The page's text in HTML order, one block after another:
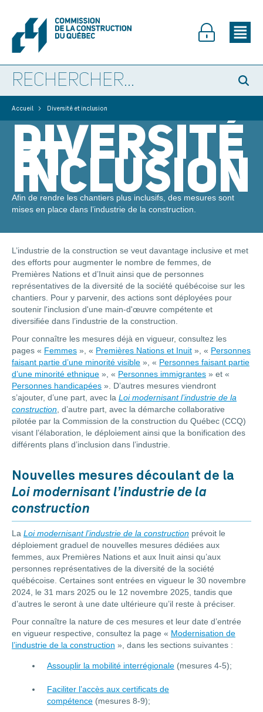
Accueil > Diversité et inclusion
DIVERSITÉ
ET
INCLUSION
Afin de rendre les chantiers plus inclusifs, des mesures sont
mises en place dans l’industrie de la construction.
L’industrie de la construction se veut davantage inclusive et met
des efforts pour augmenter le nombre de femmes, de
Premières Nations et d’Inuit ainsi que de personnes
représentatives de la diversité de la société québécoise sur les
chantiers. Pour y parvenir, des actions sont déployées pour
soutenir l'inclusion d'une main-d'œuvre compétente et
diversifiée dans l’industrie de la construction.
Pour connaître les mesures déjà en vigueur, consultez les
pages « Femmes », « Premières Nations et Inuit », « Personnes
faisant partie d’une minorité visible », « Personnes faisant partie
d’une minorité ethnique », « Personnes immigrantes » et «
Personnes handicapées ». D’autres mesures viendront
s’ajouter, d’une part, avec la Loi modernisant l’industrie de la
construction , d’autre part, avec la démarche collaborative
pilotée par la Commission de la construction du Québec (CCQ)
visant l’élaboration, le déploiement ainsi que la bonification des
différents plans d’inclusion dans l’industrie.
Nouvelles mesures découlant de la
Loi modernisant l’industrie de la
construction
La Loi modernisant l’industrie de la construction prévoit le
déploiement graduel de nouvelles mesures dédiées aux
femmes, aux Premières Nations et aux Inuit ainsi qu’aux
personnes représentatives de la diversité de la société
québécoise. Certaines sont entrées en vigueur le 30 novembre
2024, le 31 mars 2025 ou le 12 novembre 2025, tandis que
d’autres le seront à une date ultérieure qu’il reste à préciser.
Pour connaître la nature de ces mesures et leur date d’entrée
en vigueur respective, consultez la page « Modernisation de
l’industrie de la construction », dans les sections suivantes :
Assouplir la mobilité interrégionale (mesures 4-5);
Faciliter l’accès aux certificats de
compétence (mesures 8-9);